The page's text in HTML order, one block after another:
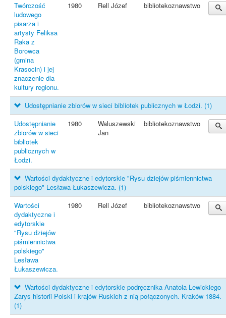
Twórczość
ludowego
pisarza i
artysty Feliksa
Raka z
Borowca
(gmina
Krasocin) i jej
znaczenie dla
kultury regionu.
1980 Rell Józef bibliotekoznawstwo
Udostępnianie zbiorów w sieci bibliotek publicznych w Łodzi. (1)
Udostępnianie
zbiorów w sieci
bibliotek
publicznych w
Łodzi.
1980
Waluszewski
Jan
bibliotekoznawstwo
Wartości dydaktyczne i edytorskie "Rysu dziejów piśmiennictwa
polskiego" Lesława Łukaszewicza. (1)
Wartości
dydaktyczne i
edytorskie
"Rysu dziejów
piśmiennictwa
polskiego"
Lesława
Łukaszewicza.
1980 Rell Józef bibliotekoznawstwo
Wartości dydaktyczne i edytorskie podręcznika Anatola Lewickiego
Zarys historii Polski i krajów Ruskich z nią połączonych. Kraków 1884.
(1)